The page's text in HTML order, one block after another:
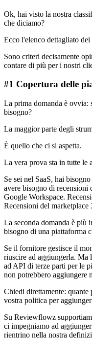
Ok, hai visto la nostra
che diciamo?
Ecco l'elenco dettagliato
Sono criteri decisamente
contare di più per i nostri
#1 Copertura delle
La prima domanda è ovvia:
bisogno?
La maggior parte degli
È quello che ci si aspetta.
La vera prova sta in tutte le
Se sei nel SaaS, hai
avere bisogno di recensioni
Google Workspace.
Recensioni del
La seconda domanda è più
bisogno di una piattaforma
Se il fornitore gestisce il
riuscire ad aggiungerla. Ma
ad API di terze parti per le
non potrebbero aggiungere
Chiedi direttamente: quante
vostra politica per
Su Reviewflowz
ci impegniamo ad
rientrino nella nostra